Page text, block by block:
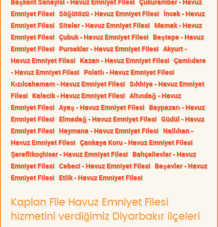
Başkent Sanayisi - Havuz Emniyet Filesi Çukurambar - Havuz
Emniyet Filesi Söğütözü - Havuz Emniyet Filesi İncek - Havuz
Emniyet Filesi Siteler - Havuz Emniyet Filesi Mamak - Havuz
Emniyet Filesi Çubuk - Havuz Emniyet Filesi Beştepe - Havuz
Emniyet Filesi Pursaklar - Havuz Emniyet Filesi Akyurt -
Havuz Emniyet Filesi Kazan - Havuz Emniyet Filesi Çamlıdere
- Havuz Emniyet Filesi Polatlı - Havuz Emniyet Filesi
Kızılcahamam - Havuz Emniyet Filesi Sıhhiye - Havuz Emniyet
Filesi Kalecik - Havuz Emniyet Filesi Altındağ - Havuz
Emniyet Filesi Ayaş - Havuz Emniyet Filesi Baypazarı - Havuz
Emniyet Filesi Elmadağ - Havuz Emniyet Filesi Güdül - Havuz
Emniyet Filesi Haymana - Havuz Emniyet Filesi Nallıhan -
Havuz Emniyet Filesi Çankaya Koru - Havuz Emniyet Filesi
Şereflikoçhisar - Havuz Emniyet Filesi Bahçelievler - Havuz
Emniyet Filesi Cebeci - Havuz Emniyet Filesi Beşevler - Havuz
Emniyet Filesi Etlik - Havuz Emniyet Filesi
Kaplan File Havuz Emniyet Filesi
hizmetini verdiğimiz Diyarbakır ilçeleri